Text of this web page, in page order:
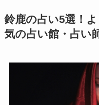
鈴鹿の占い5選！
気の占い館・占い